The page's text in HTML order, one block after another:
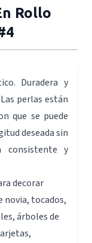
Rollo
Duradera y
perlas están
que se puede
deseada sin
consistente y
decorar
novia, tocados,
árboles de